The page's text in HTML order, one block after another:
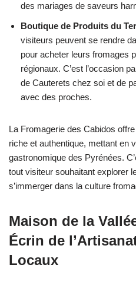
des mariages de saveurs
Boutique de Produits du
visiteurs peuvent se rendre
pour acheter leurs fromages
régionaux. C’est l’occasion
de Cauterets chez soi et de
avec des proches.
La Fromagerie des Cabidos
riche et authentique, mettant en
gastronomique des Pyrénées.
tout visiteur souhaitant explorer
s’immerger dans la culture
Maison de la
Écrin de
Locaux